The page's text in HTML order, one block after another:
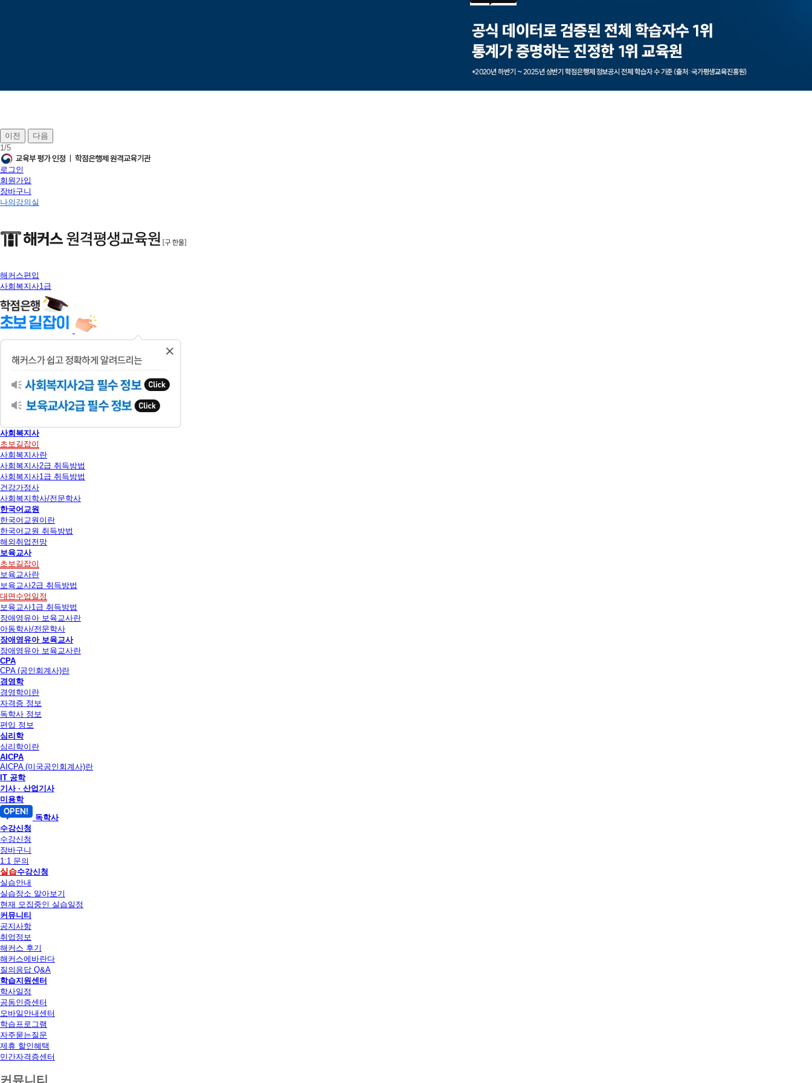
이전
다음
1/5
로그인
회원가입
장바구니
나의강의실
해커스편입
사회복지사1급
사회복지사
초보길잡이
사회복지사란
사회복지사2급 취득방법
사회복지사1급 취득방법
건강가정사
사회복지학사/전문학사
한국어교원
한국어교원이란
한국어교원 취득방법
해외취업전망
보육교사
초보길잡이
보육교사란
보육교사2급 취득방법
대면수업일정
보육교사1급 취득방법
장애영유아 보육교사란
아동학사/전문학사
장애영유아 보육교사
장애영유아 보육교사란
CPA
CPA (공인회계사)란
경영학
경영학이란
자격증 정보
독학사 정보
편입 정보
심리학
심리학이란
AICPA
AICPA (미국공인회계사)란
IT 공학
기사 · 산업기사
미용학
독학사
수강신청
수강신청
장바구니
1:1 문의
실습수강신청
실습안내
실습장소 알아보기
현재 모집중인 실습일정
커뮤니티
공지사항
취업정보
해커스 후기
해커스에바란다
질의응답 Q&A
학습지원센터
학사일정
공동인증센터
모바일안내센터
학습프로그램
자주묻는질문
제휴 할인혜택
민간자격증센터
커뮤니티